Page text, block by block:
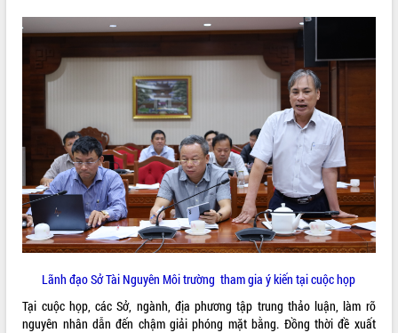
sầu riêng tại Đắk Lắk
món ăn từ sầu riêng
Đắk Lắk công bố Quy hoạch và xúc
Ngành cá ngừ Đắk Lắk chủ động thích
ứng để giữ vững thị trường xuất khẩu
Diễn đàn Kinh tế tư nhân Việt Nam đột
phá cơ chế - Hợp tác công tư
Đề án 06 tạo bước ngoặt đột phá trong
cải cách hành chính tỉnh Đắk Lắk
Kết nối tour, đẩy mạnh chuyển đổi số
Khởi động Dự án Đầu tư xây dựng hạ
tầng kỹ thuật Cụm công nghiệp Tân
Tiến
Lãnh đạo Sở Tài Nguyên Môi trường tham gia ý kiến tại cuộc họp
Tại cuộc họp, các Sở, ngành, địa phương tập trung thảo luận, làm rõ
nguyên nhân dẫn đến chậm giải phóng mặt bằng. Đồng thời đề xuất